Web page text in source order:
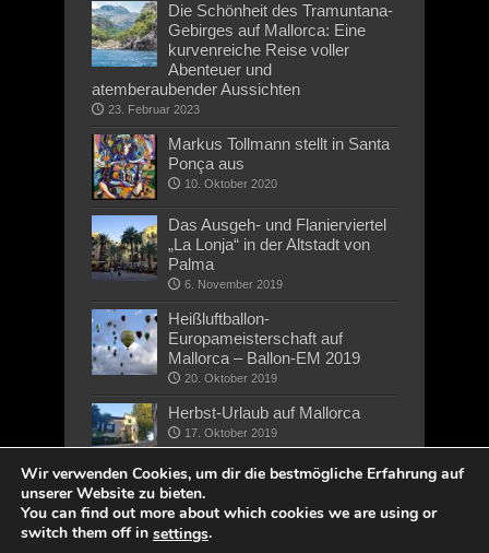
Die Schönheit des Tramuntana-
Gebirges auf Mallorca: Eine
kurvenreiche Reise voller
Abenteuer und
atemberaubender Aussichten
23. Februar 2023
Markus Tollmann stellt in Santa
Ponça aus
10. Oktober 2020
Das Ausgeh- und Flanierviertel
„La Lonja“ in der Altstadt von
Palma
6. November 2019
Heißluftballon-
Europameisterschaft auf
Mallorca – Ballon-EM 2019
20. Oktober 2019
Herbst-Urlaub auf Mallorca
17. Oktober 2019
Wir verwenden Cookies, um dir die bestmögliche Erfahrung auf
unserer Website zu bieten.
You can find out more about which cookies we are using or
switch them off in settings.